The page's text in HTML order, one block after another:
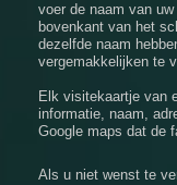
voer de naam van
bovenkant van het
dezelfde naam
vergemakkelijken te
Elk visitekaartje van
informatie, naam,
Google maps dat de
Als u niet wenst te